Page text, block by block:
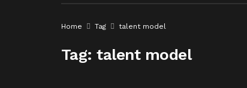
Home Tag talent model
Tag:talent model